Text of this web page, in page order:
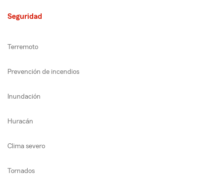
Seguridad
Terremoto
Prevención de incendios
Inundación
Huracán
Clima severo
Tornados